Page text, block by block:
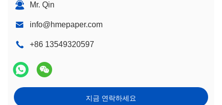
Mr. Qin
info@hmepaper.com
+86 13549320597
지금 연락하세요